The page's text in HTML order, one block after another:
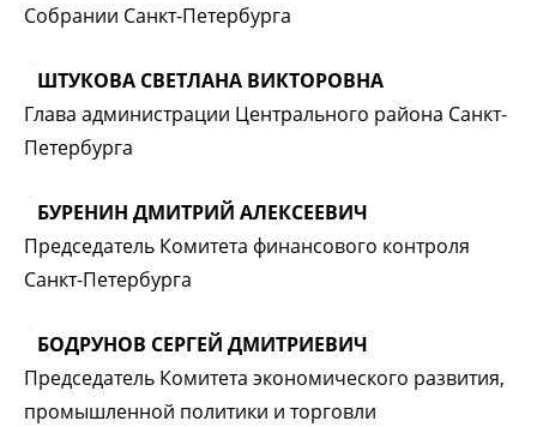
Собрании Санкт-Петербурга
ШТУКОВА СВЕТЛАНА ВИКТОРОВНА
Глава администрации Центрального района Санкт-
Петербурга
БУРЕНИН ДМИТРИЙ АЛЕКСЕЕВИЧ
Председатель Комитета финансового контроля
Санкт-Петербурга
БОДРУНОВ СЕРГЕЙ ДМИТРИЕВИЧ
Председатель Комитета экономического развития,
промышленной политики и торговли